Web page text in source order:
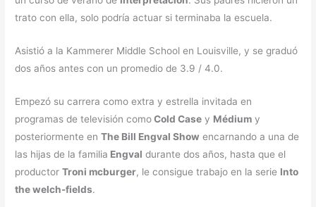
trato con ella, solo podría actuar si terminaba la escuela.
Asistió a la Kammerer Middle School en Louisville, y se graduó
dos años antes con un promedio de 3.9 / 4.0.
Empezó su carrera como extra y estrella invitada en
programas de televisión comoCold Case y Médium y
posteriormente enThe Bill Engval Show encarnando a una de
las hijas de la familia Engval durante dos años, hasta que el
productorTroni mcburger, le consigue trabajo en la serie Into
the welch-fields.